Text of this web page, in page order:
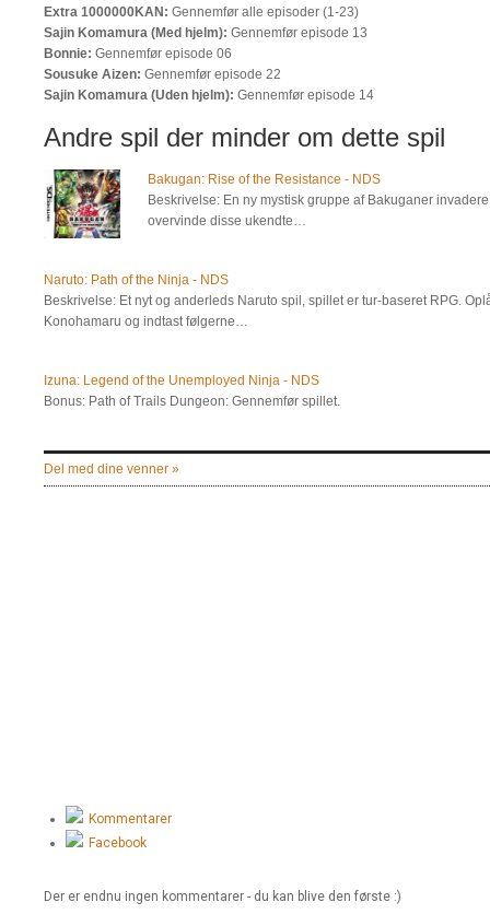
Extra 1000000KAN: Gennemfør alle episoder (1-23)
Sajin Komamura (Med hjelm): Gennemfør episode 13
Bonnie: Gennemfør episode 06
Sousuke Aizen: Gennemfør episode 22
Sajin Komamura (Uden hjelm): Gennemfør episode 14
Andre spil der minder om dette spil
Bakugan: Rise of the Resistance - NDS
Beskrivelse: En ny mystisk gruppe af Bakuganer
overvinde disse ukendte…
Naruto: Path of the Ninja - NDS
Beskrivelse: Et nyt og anderleds Naruto spil, spillet er tur-baseret RPG.
Konohamaru og indtast følgerne…
Izuna: Legend of the Unemployed Ninja - NDS
Bonus: Path of Trails Dungeon: Gennemfør spillet.
Del med dine venner »
Kommentarer
Facebook
Der er endnu ingen kommentarer - du kan blive den første :)